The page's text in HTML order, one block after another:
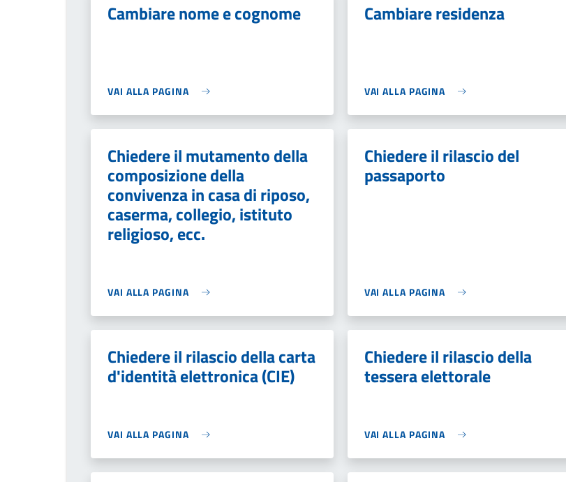
Cambiare nome e cognome
VAI ALLA PAGINA
Cambiare residenza
VAI ALLA PAGINA
Chiedere il mutamento della
composizione della
convivenza in casa di riposo,
caserma, collegio, istituto
religioso, ecc.
VAI ALLA PAGINA
Chiedere il rilascio del
passaporto
VAI ALLA PAGINA
Chiedere il rilascio della carta
d'identità elettronica (CIE)
VAI ALLA PAGINA
Chiedere il rilascio della
tessera elettorale
VAI ALLA PAGINA